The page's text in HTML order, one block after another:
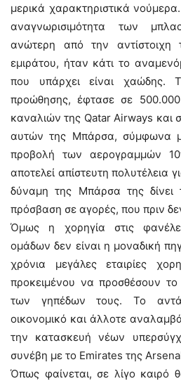
μερικά χαρακτηριστικά
αναγνωρισιμότητα των
ανώτερη από την
εμιράτου, ήταν κάτι το
που υπάρχει είναι χαώδης.
προώθησης, έφτασε σε
καναλιών της Qatar Airways και
αυτών της Μπάρσα, σύμφωνα
προβολή των αερογραμμών
αποτελεί απίστευτη πολυτέλεια
δύναμη της Μπάρσα της δίνει
πρόσβαση σε αγορές, που πριν
Όμως η χορηγία στις
ομάδων δεν είναι η μοναδική
χρόνια μεγάλες εταιρίες
προκειμένου να προσθέσουν
των γηπέδων τους. Το
οικονομικό και άλλοτε
την κατασκευή νέων
συνέβη με το Emirates της
Όπως φαίνεται, σε λίγο καιρό